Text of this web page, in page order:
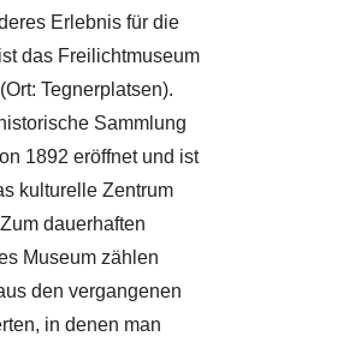
Erlebnis für die
das Freilichtmuseum
Tegnerplatsen).
Sammlung
1892 eröffnet und ist
kulturelle Zentrum
dauerhaften
Museum zählen
den vergangenen
in denen man